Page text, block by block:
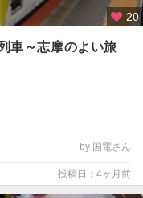
20
車～志摩のよい旅
by 国電さん
投稿日：4ヶ月前